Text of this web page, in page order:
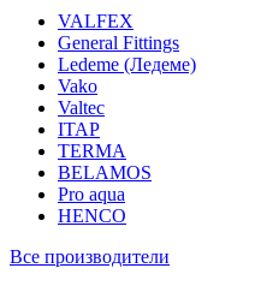
VALFEX
General Fittings
Ledeme (Ледеме)
Vako
Valtec
ITAP
TERMA
BELAMOS
Pro aqua
HENCO
Все производители